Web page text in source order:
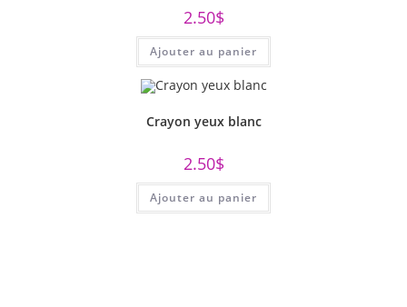
2.50$
Ajouter au panier
Crayon yeux blanc
2.50$
Ajouter au panier